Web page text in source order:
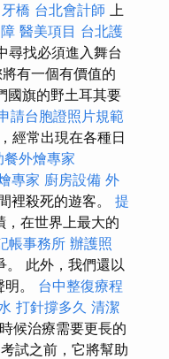
牙橋 台北會計師 上
醫美項目 台北護
尋找必須進入舞台
有一個有價值的
國旗的野土耳其要
請台胞證照片規範
經常出現在各種日
餐外燴專家
專家 廚房設備 外
裡殺死的遊客。 提
，在世界上最大的
帳事務所 辦護照
。 此外，我們還以
。 台中整復療程
打針撐多久 清潔
候治療需要更長的
試之前，它將幫助